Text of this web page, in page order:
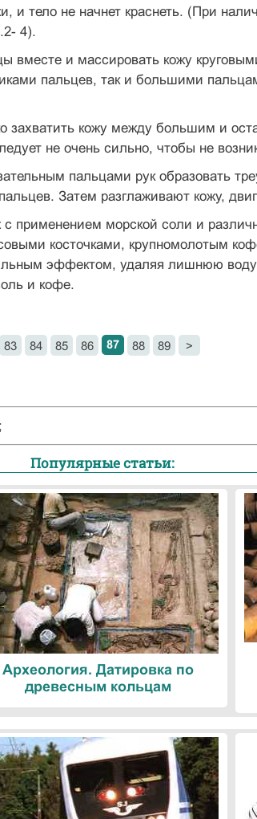
и тело не начнет краснеть. (При
4).
вместе и массировать кожу
пальцев, так и большими
захватить кожу между большим и
не очень сильно, чтобы не
пальцами рук образовать
Затем разглаживают кожу,
применением морской соли и
косточками, крупномолотым
эффектом, удаляя лишнюю
и кофе.
83 84 85 86 87 88 89 >
Популярные статьи:
Археология. Датировка по
древесным кольцам